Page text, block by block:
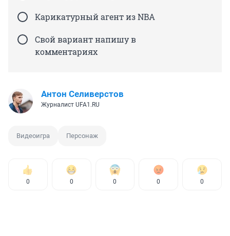
Карикатурный агент из NBA
Свой вариант напишу в
комментариях
Антон Селиверстов
Журналист UFA1.RU
Видеоигра Персонаж
0 0 0 0 0